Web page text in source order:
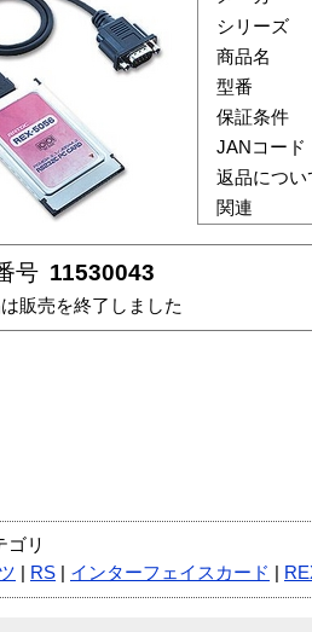
シリーズ
商品名
型番
保証条件
JANコード
返品につい
関連
号 11530043
販売を終了しました
ゴリ
RS インターフェイスカード